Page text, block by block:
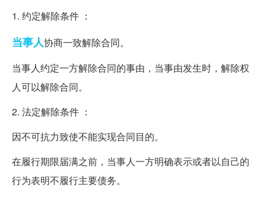
1. 约定解除条件 ：
当事人协商一致解除合同。
当事人约定一方解除合同的事由，当事由发生时，解除权
人可以解除合同。
2. 法定解除条件 ：
因不可抗力致使不能实现合同目的。
在履行期限届满之前，当事人一方明确表示或者以自己的
行为表明不履行主要债务。